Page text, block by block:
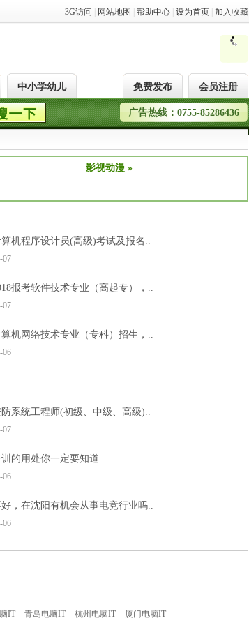
3G访问 网站地图 帮助中心 设为首页 加入收藏
中小学幼儿 会员注册
免费发布
广告热线：0755-85286436
影视动漫 »
机程序设计员(高级)考试及报名..
07
报考软件技术专业（高起专），..
07
算机网络技术专业（专科）招生，..
06
系统工程师(初级、中级、高级)..
07
的用处你一定要知道
06
，在沈阳有机会从事电竞行业吗..
06
IT 青岛电脑IT 杭州电脑IT 厦门电脑IT